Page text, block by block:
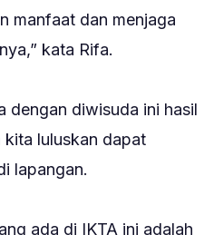
manfaat dan menjaga
kata Rifa.
dengan diwisuda ini hasil
luluskan dapat
lapangan.
ada di IKTA ini adalah